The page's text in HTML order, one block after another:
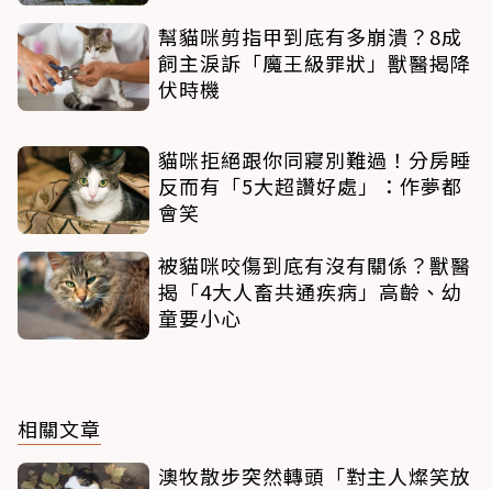
幫貓咪剪指甲到底有多崩潰？8成
飼主淚訴「魔王級罪狀」獸醫揭降
伏時機
貓咪拒絕跟你同寢別難過！分房睡
反而有「5大超讚好處」：作夢都
會笑
被貓咪咬傷到底有沒有關係？獸醫
揭「4大人畜共通疾病」高齡、幼
童要小心
相關文章
澳牧散步突然轉頭「對主人燦笑放